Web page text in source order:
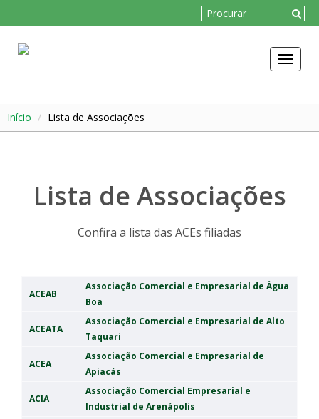
Toggle
Início Lista de Associações
Lista de Associações
Confira a lista das ACEs filiadas
ACEAB
Associação Comercial e Empresarial de Água
Boa
ACEATA
Associação Comercial e Empresarial de Alto
Taquari
ACEA
Associação Comercial e Empresarial de
Apiacás
ACIA
Associação Comercial Empresarial e
Industrial de Arenápolis